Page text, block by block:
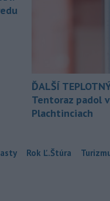
ĎALŠÍ
Tentoraz padol
Plachtinciach
Rok Ľ.Štúra